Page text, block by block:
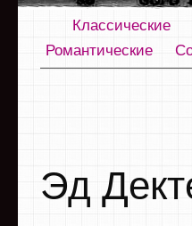
Классические
Романтические
Эд